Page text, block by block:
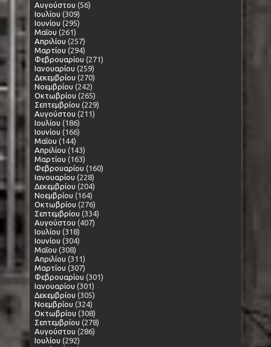
Αυγούστου (56)
Ιουλίου (309)
Ιουνίου (295)
Μαΐου (261)
Απριλίου (257)
Μαρτίου (294)
Φεβρουαρίου (271)
Ιανουαρίου (259)
Δεκεμβρίου (270)
Νοεμβρίου (242)
Οκτωβρίου (265)
Σεπτεμβρίου (229)
Αυγούστου (211)
Ιουλίου (186)
Ιουνίου (166)
Μαΐου (144)
Απριλίου (143)
Μαρτίου (163)
Φεβρουαρίου (160)
Ιανουαρίου (228)
Δεκεμβρίου (204)
Νοεμβρίου (164)
Οκτωβρίου (276)
Σεπτεμβρίου (334)
Αυγούστου (407)
Ιουλίου (318)
Ιουνίου (304)
Μαΐου (308)
Απριλίου (311)
Μαρτίου (307)
Φεβρουαρίου (301)
Ιανουαρίου (301)
Δεκεμβρίου (305)
Νοεμβρίου (324)
Οκτωβρίου (308)
Σεπτεμβρίου (278)
Αυγούστου (286)
Ιουλίου (292)